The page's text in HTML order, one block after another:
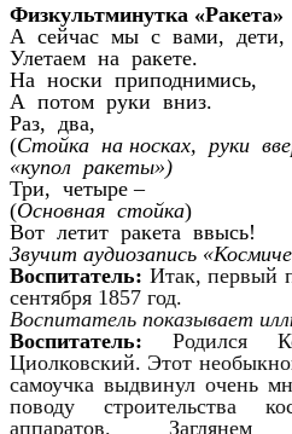
Физкультминутка «Ракета»
А сейчас мы с вами, дети,
Улетаем на ракете.
На носки приподнимись,
А потом руки вниз.
Раз, два,
(Стойка на носках, руки
«купол ракеты»)
Три, четыре –
(Основная стойка)
Вот летит ракета ввысь!
Звучит аудиозапись
Воспитатель: Итак, первый
сентября 1857 год.
Воспитатель показывает
Воспитатель: Родился
Циолковский. Этот
самоучка выдвинул очень
поводу строительства
аппаратов.